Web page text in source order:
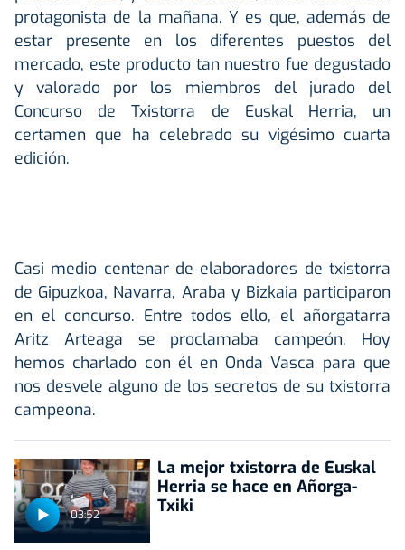
protagonista de la mañana. Y es que, además de
estar presente en los diferentes puestos del
mercado, este producto tan nuestro fue degustado
y valorado por los miembros del jurado del
Concurso de Txistorra de Euskal Herria, un
certamen que ha celebrado su vigésimo cuarta
edición.
Casi medio centenar de elaboradores de txistorra
de Gipuzkoa, Navarra, Araba y Bizkaia participaron
en el concurso. Entre todos ello, el añorgatarra
Aritz Arteaga se proclamaba campeón. Hoy
hemos charlado con él en Onda Vasca para que
nos desvele alguno de los secretos de su txistorra
campeona.
03:52
La mejor txistorra de Euskal
Herria se hace en Añorga-
Txiki